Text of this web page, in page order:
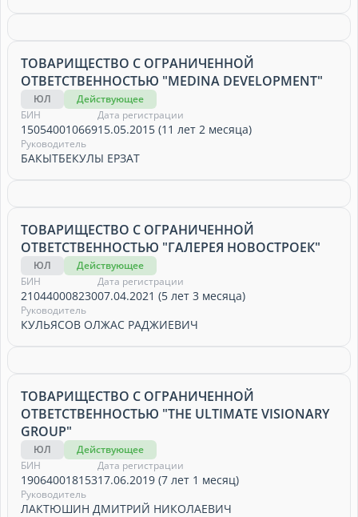
ТОВАРИЩЕСТВО С ОГРАНИЧЕННОЙ
ОТВЕТСТВЕННОСТЬЮ "MEDINA DEVELOPMENT"
ЮЛ
Действующее
БИН
150540010669
Дата регистрации
15.05.2015 (11 лет 2 месяца)
Руководитель
БАКЫТБЕКУЛЫ ЕРЗАТ
ТОВАРИЩЕСТВО С ОГРАНИЧЕННОЙ
ОТВЕТСТВЕННОСТЬЮ "ГАЛЕРЕЯ НОВОСТРОЕК"
ЮЛ
Действующее
БИН
210440008230
Дата регистрации
07.04.2021 (5 лет 3 месяца)
Руководитель
КУЛЬЯСОВ ОЛЖАС РАДЖИЕВИЧ
ТОВАРИЩЕСТВО С ОГРАНИЧЕННОЙ
ОТВЕТСТВЕННОСТЬЮ "THE ULTIMATE VISIONARY
GROUP"
ЮЛ
Действующее
БИН
190640018153
Дата регистрации
17.06.2019 (7 лет 1 месяц)
Руководитель
ЛАКТЮШИН ДМИТРИЙ НИКОЛАЕВИЧ